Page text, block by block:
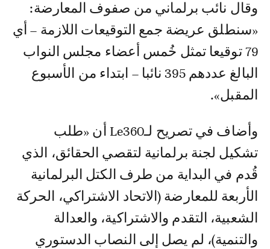
وقال نائب برلماني من صفوف المعارضة:
«سنطلق عريضة جمع التوقيعات اللازمة – أي
79 توقيعا تمثل خُمس أعضاء مجلس النواب
البالغ عددهم 395 نائبا – ابتداء من الأسبوع
المقبل».
وأضاف في تصريح لـLe360 أن «طلب
تشكيل لجنة برلمانية لتقصي الحقائق، الذي
قُدم في البداية من طرف الكتل البرلمانية
الأربعة للمعارضة (الاتحاد الاشتراكي، الحركة
الشعبية، التقدم والاشتراكية، والعدالة
والتنمية)، لم يصل إلى النصاب الدستوري